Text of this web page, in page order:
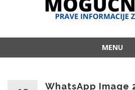
MENU
WhatsApp Image